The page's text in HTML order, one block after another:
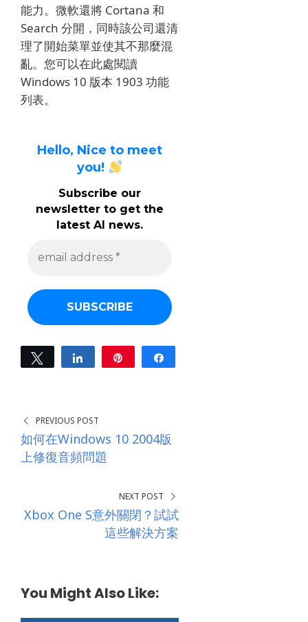
能力。 微軟還將 Cortana 和
Search 分開，同時該公司還清
理了開始菜單並使其不那麼混
亂。 您可以在此處閱讀
Windows 10 版本 1903 功能
列表。
Hello, Nice to meet
you!
Subscribe our
newsletter to get the
latest AI news.
a
d
r
e
s
Tweet Share
PREVIOUS POST
如何在Windows 10 2004版
上修復音頻問題
NEXT POST
Xbox One S意外關閉？試試
這些解決方案
You Might Also Like: